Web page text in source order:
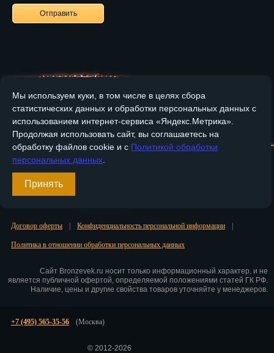
Пенза
Пермь
Петрозаводск
Ростов-на-Дону
Рязань
Салехард
Мы используем куки, в том числе в целях сбора
статистических данных и обработки персональных данных с
использованием интернет-сервиса «Яндекс.Метрика».
Продолжая использовать сайт, вы соглашаетесь на
обработку файлов cookie и с Политикой обработки
персональных данных
Принять
Главная О компании Медные изделия Бронзовые изделия
Доставка и оплата Контакты
Вход
Договор оферты Конфиденциальность персональной информации
Политика в отношении обработки персональных данных
Сайт Bronzevek.ru носит только информационный характер, и не
является публичной офертой, определяемой положениями статей ГК РФ.
Наличие, цены и другие свойства товаров уточняйте у менеджеров.
+7 (495) 565-35-56 (Москва)
© 2012-2026